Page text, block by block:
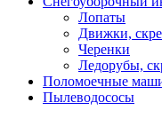
Лопаты
Движки,
Черенки
Ледорубы,
Поломоечные
Пылеводососы